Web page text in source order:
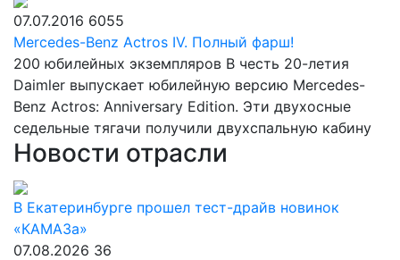
07.07.2016 6055
Mercedes-Benz Actros IV. Полный фарш!
200 юбилейных экземпляров В честь 20-летия
Daimler выпускает юбилейную версию Mercedes-
Benz Actros: Anniversary Edition. Эти двухосные
седельные тягачи получили двухспальную кабину
Новости отрасли
В Екатеринбурге прошел тест-драйв новинок
«КАМАЗа»
07.08.2026 36